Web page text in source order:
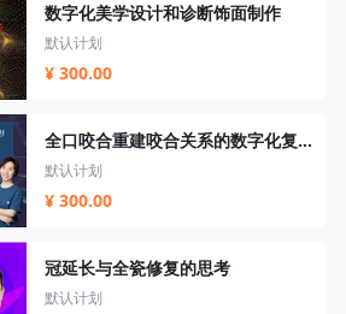
数字化美学设计和诊断饰面制作
默认计划
¥ 300.00
全口咬合重建咬合关系的数字化复制和转移
默认计划
¥ 300.00
冠延长与全瓷修复的思考
默认计划